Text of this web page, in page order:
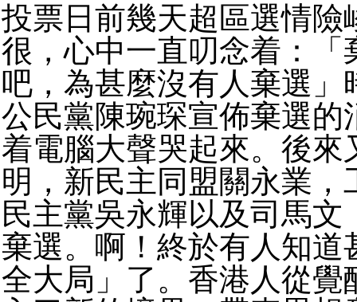
投票日前幾天超區選情險
很，心中一直叨念着：「
吧，為甚麼沒有人棄選」
公民黨陳琬琛宣佈棄選的
着電腦大聲哭起來。後來
明，新民主同盟關永業，
民主黨吳永輝以及司馬文
棄選。啊！終於有人知道
全大局」了。香港人從覺